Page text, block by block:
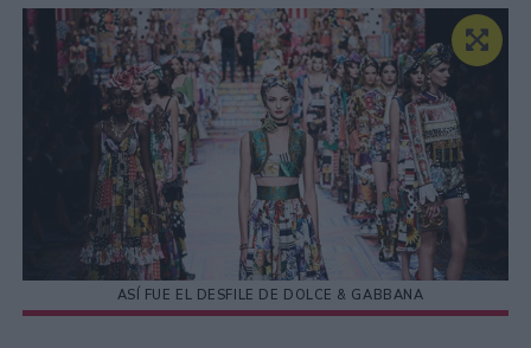
ASÍ FUE EL DESFILE DE DOLCE & GABBANA